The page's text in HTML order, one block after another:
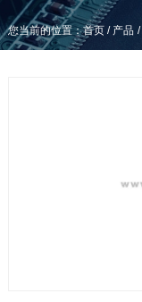
您当前的位置：首页 / 产品 /
您当前的位置：首页 / 产品 /